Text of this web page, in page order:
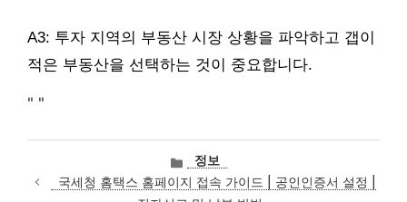
A3: 투자 지역의 부동산 시장 상황을 파악하고 갭이
적은 부동산을 선택하는 것이 중요합니다.
" "
카
테
고
정보
국세청 홈택스 홈페이지 접속 가이드 | 공인인증서 설정 |